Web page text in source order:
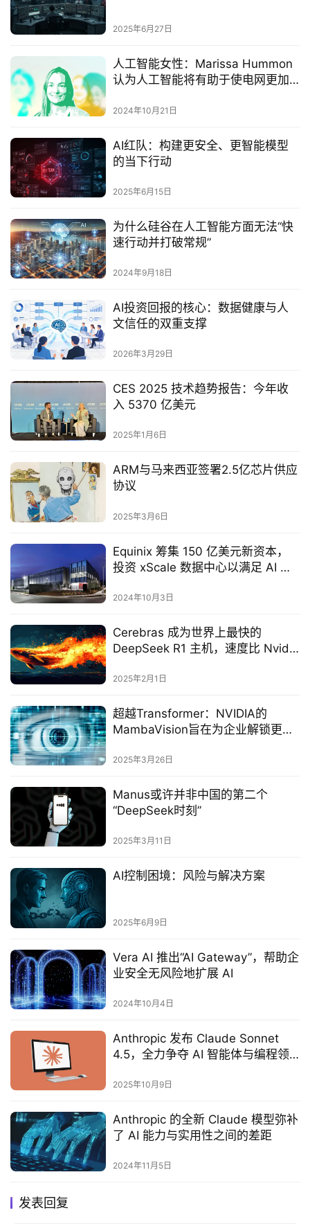
2025年6月27日
人工智能女性：Marissa Hummon
认为人工智能将有助于使电网更加
2024年10月21日
AI红队：构建更安全、更智能模型
的当下行动‌
2025年6月15日
为什么硅谷在人工智能方面无法“快
速行动并打破常规”
2024年9月18日
AI投资回报的核心：数据健康与人
文信任的双重支撑
2026年3月29日
CES 2025 技术趋势报告：今年收
入 5370 亿美元
2025年1月6日
ARM与马来西亚签署2.5亿芯片供应
协议‌
2025年3月6日
Equinix 筹集 150 亿美元新资本，
投资 xScale 数据中心以满足 AI 需
2024年10月3日
Cerebras 成为世界上最快的
DeepSeek R1 主机，速度比 Nvidia
2025年2月1日
超越Transformer：NVIDIA的
MambaVision旨在为企业解锁更
2025年3月26日
Manus或许并非中国的第二个
“DeepSeek时刻”‌
2025年3月11日
AI控制困境：风险与解决方案
2025年6月9日
Vera AI 推出“AI Gateway”，帮助企
业安全无风险地扩展 AI
2024年10月4日
Anthropic 发布 Claude Sonnet
4.5，全力争夺 AI 智能体与编程领
2025年10月9日
Anthropic 的全新 Claude 模型弥补
了 AI 能力与实用性之间的差距
2024年11月5日
发表回复